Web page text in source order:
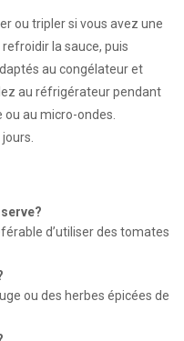
ou tripler si vous avez une
la sauce, puis
au congélateur et
au réfrigérateur pendant
au micro-ondes.
d’utiliser des tomates
ou des herbes épicées de